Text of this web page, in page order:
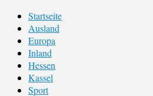
Startseite
Ausland
Europa
Inland
Hessen
Kassel
Sport